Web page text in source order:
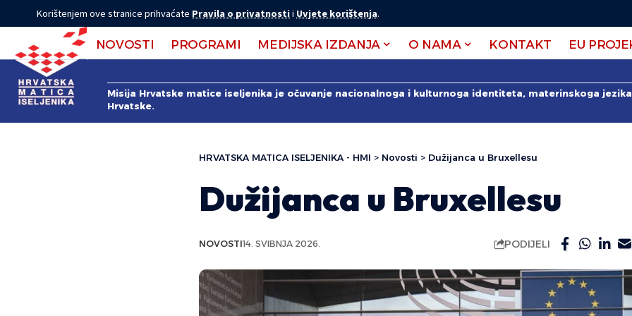
Korištenjem ove stranice prihvaćate Pravila o privatnostii Uvjete korištenja.
NOVOSTI PROGRAMI MEDIJSKA IZDANJA O NAMA KONTAKT EU
Misija Hrvatske matice iseljenika je očuvanje nacionalnoga i kulturnoga identiteta, materinskoga
Hrvatske.
HRVATSKA MATICA ISELJENIKA - HMI > Novosti > Dužijanca u Bruxellesu
Dužijanca u Bruxellesu
NOVOSTI14. SVIBNJA 2026. PODIJELI